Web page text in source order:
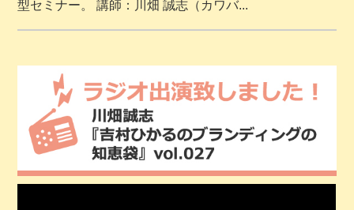
型セミナー。 講師：川畑 誠志（カワバ...